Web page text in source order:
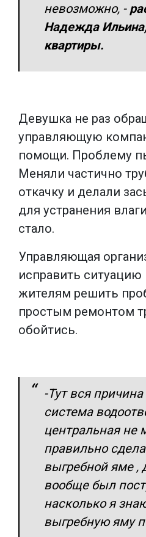
невозможно, -
Надежда
квартиры.
Девушка не раз
управляющую
помощи. Проблему
Меняли частично
откачку и делали
для устранения
стало.
Управляющая
исправить
жителям решить
простым ремонтом
обойтись.
-Тут вся
система
центральная не
правильно
выгребной яме ,
вообще был
насколько я
выгребную яму